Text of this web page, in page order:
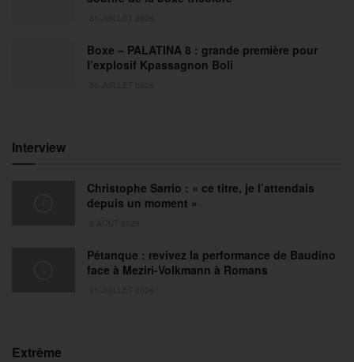
Boxe – PALATINA 8 : grande première pour
l’explosif Kpassagnon Boli
Interview
Christophe Sarrio : « ce titre, je l’attendais
depuis un moment »
Pétanque : revivez la performance de Baudino
face à Meziri-Volkmann à Romans
Extrême